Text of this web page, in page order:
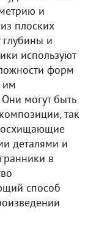
и
плоских
глубины и
используют
форм
им
могут быть
так
деталями и
в
способ